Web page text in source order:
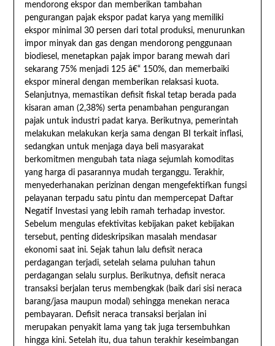
mendorong ekspor dan memberikan tambahan
pengurangan pajak ekspor padat karya yang memiliki
ekspor minimal 30 persen dari total produksi, menurunkan
impor minyak dan gas dengan mendorong penggunaan
biodiesel, menetapkan pajak impor barang mewah dari
sekarang 75% menjadi 125 â€“ 150%, dan memerbaiki
ekspor mineral dengan memberikan relaksasi kuota.
Selanjutnya, memastikan defisit fiskal tetap berada pada
kisaran aman (2,38%) serta penambahan pengurangan
pajak untuk industri padat karya. Berikutnya, pemerintah
melakukan melakukan kerja sama dengan BI terkait inflasi,
sedangkan untuk menjaga daya beli masyarakat
berkomitmen mengubah tata niaga sejumlah komoditas
yang harga di pasarannya mudah terganggu. Terakhir,
menyederhanakan perizinan dengan mengefektifkan fungsi
pelayanan terpadu satu pintu dan mempercepat Daftar
Negatif Investasi yang lebih ramah terhadap investor.
Sebelum mengulas efektivitas kebijakan paket kebijakan
tersebut, penting dideskripsikan masalah mendasar
ekonomi saat ini. Sejak tahun lalu defisit neraca
perdagangan terjadi, setelah selama puluhan tahun
perdagangan selalu surplus. Berikutnya, defisit neraca
transaksi berjalan terus membengkak (baik dari sisi neraca
barang/jasa maupun modal) sehingga menekan neraca
pembayaran. Defisit neraca transaksi berjalan ini
merupakan penyakit lama yang tak juga tersembuhkan
hingga kini. Setelah itu, dua tahun terakhir keseimbangan